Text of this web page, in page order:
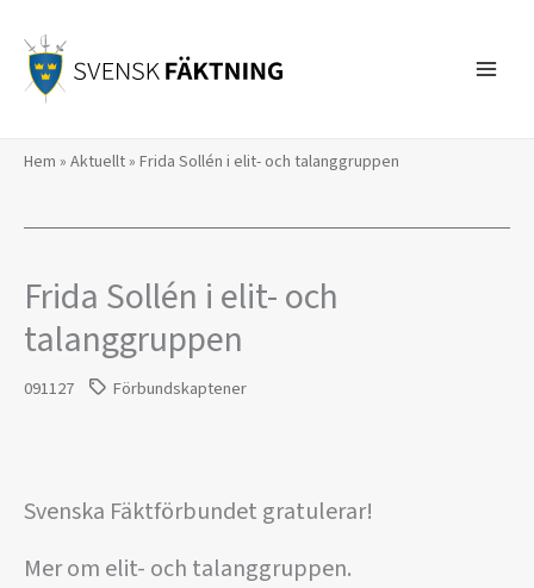
innehåll
Hem » Aktuellt» Frida Sollén i elit- och talanggruppen
Frida Sollén i elit- och
talanggruppen
091127 Förbundskaptener
Svenska Fäktförbundet gratulerar!
Mer om elit- och talanggruppen.